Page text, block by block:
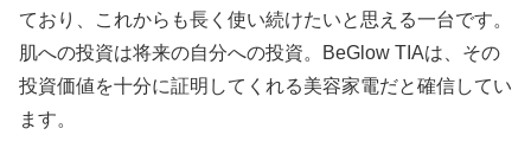
ており、これからも長く使い続けたいと思える一台です。
肌への投資は将来の自分への投資。BeGlow TIAは、その
投資価値を十分に証明してくれる美容家電だと確信してい
ます。